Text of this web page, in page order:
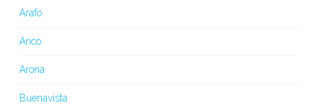
Arafo
Arico
Arona
Buenavista